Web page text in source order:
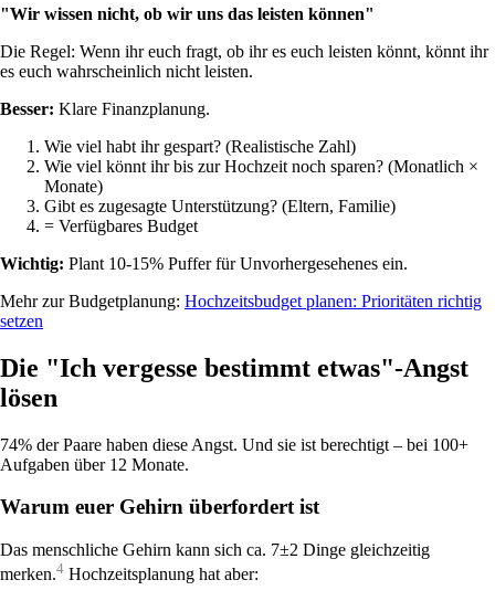
"Wir wissen nicht, ob wir uns das leisten können"
Die Regel: Wenn ihr euch fragt, ob ihr es euch leisten könnt, könnt ihr
es euch wahrscheinlich nicht leisten.
Besser: Klare Finanzplanung.
Wie viel habt ihr gespart? (Realistische Zahl)
Wie viel könnt ihr bis zur Hochzeit noch sparen? (Monatlich ×
Monate)
Gibt es zugesagte Unterstützung? (Eltern, Familie)
= Verfügbares Budget
Wichtig: Plant 10-15% Puffer für Unvorhergesehenes ein.
Mehr zur Budgetplanung: Hochzeitsbudget planen: Prioritäten richtig
setzen
Die "Ich vergesse bestimmt etwas"-Angst
lösen
74% der Paare haben diese Angst. Und sie ist berechtigt – bei 100+
Aufgaben über 12 Monate.
Warum euer Gehirn überfordert ist
Das menschliche Gehirn kann sich ca. 7±2 Dinge gleichzeitig
merken.4 Hochzeitsplanung hat aber: